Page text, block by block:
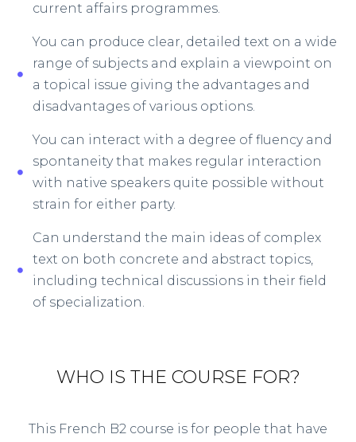
current affairs programmes.
You can produce clear, detailed text on a wide
range of subjects and explain a viewpoint on
a topical issue giving the advantages and
disadvantages of various options.
You can interact with a degree of fluency and
spontaneity that makes regular interaction
with native speakers quite possible without
strain for either party.
Can understand the main ideas of complex
text on both concrete and abstract topics,
including technical discussions in their field
of specialization.
WHO IS THE COURSE FOR?
This French B2 course is for people that have